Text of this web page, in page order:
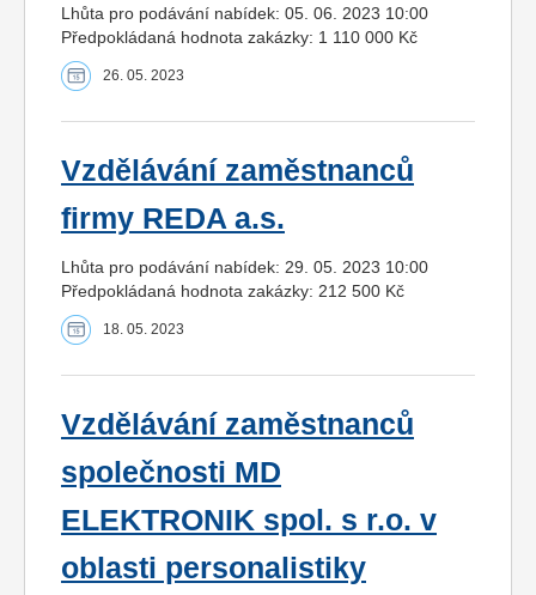
Lhůta pro podávání nabídek: 05. 06. 2023 10:00
Předpokládaná hodnota zakázky: 1 110 000 Kč
26. 05. 2023
Vzdělávání zaměstnanců
firmy REDA a.s.
Lhůta pro podávání nabídek: 29. 05. 2023 10:00
Předpokládaná hodnota zakázky: 212 500 Kč
18. 05. 2023
Vzdělávání zaměstnanců
společnosti MD
ELEKTRONIK spol. s r.o. v
oblasti personalistiky